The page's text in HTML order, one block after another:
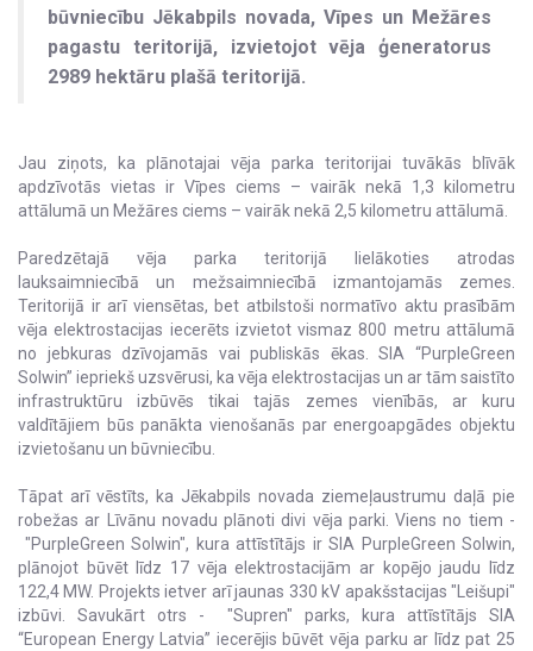
būvniecību Jēkabpils novada, Vīpes un Mežāres
pagastu teritorijā, izvietojot vēja ģeneratorus
2989 hektāru plašā teritorijā.
Jau ziņots, ka plānotajai vēja parka teritorijai tuvākās blīvāk
apdzīvotās vietas ir Vīpes ciems – vairāk nekā 1,3 kilometru
attālumā un Mežāres ciems – vairāk nekā 2,5 kilometru attālumā.
Paredzētajā vēja parka teritorijā lielākoties atrodas
lauksaimniecībā un mežsaimniecībā izmantojamās zemes.
Teritorijā ir arī viensētas, bet atbilstoši normatīvo aktu prasībām
vēja elektrostacijas iecerēts izvietot vismaz 800 metru attālumā
no jebkuras dzīvojamās vai publiskās ēkas. SIA “PurpleGreen
Solwin” iepriekš uzsvērusi, ka vēja elektrostacijas un ar tām saistīto
infrastruktūru izbūvēs tikai tajās zemes vienībās, ar kuru
valdītājiem būs panākta vienošanās par energoapgādes objektu
izvietošanu un būvniecību.
Tāpat arī vēstīts, ka Jēkabpils novada ziemeļaustrumu daļā pie
robežas ar Līvānu novadu plānoti divi vēja parki. Viens no tiem -
"PurpleGreen Solwin", kura attīstītājs ir SIA PurpleGreen Solwin,
plānojot būvēt līdz 17 vēja elektrostacijām ar kopējo jaudu līdz
122,4 MW. Projekts ietver arī jaunas 330 kV apakšstacijas "Leišupi"
izbūvi. Savukārt otrs - "Supren" parks, kura attīstītājs SIA
“European Energy Latvia” iecerējis būvēt vēja parku ar līdz pat 25